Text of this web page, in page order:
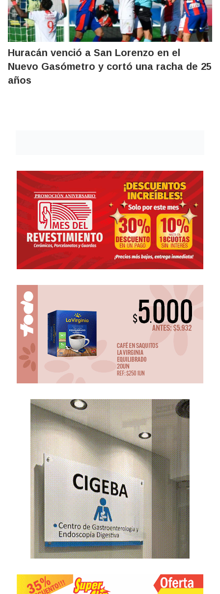
Huracán venció a San Lorenzo en el
Nuevo Gasómetro y cortó una racha de 25
años